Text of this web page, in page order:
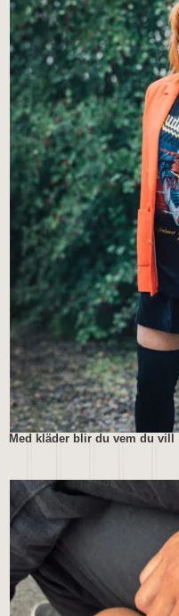
Med kläder blir du vem du vill